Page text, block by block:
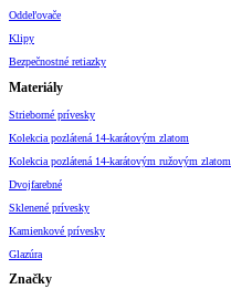
Oddeľovače
Klipy
Bezpečnostné retiazky
Materiály
Strieborné prívesky
Kolekcia pozlátená 14-karátovým zlatom
Kolekcia pozlátená 14-karátovým ružovým zlatom
Dvojfarebné
Sklenené prívesky
Kamienkové prívesky
Glazúra
Značky